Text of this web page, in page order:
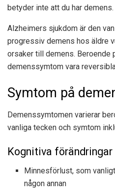
betyder inte att du har demens.
Alzheimers sjukdom är den
progressiv demens hos äldre
orsaker till demens. Beroende
demenssymtom vara
Symtom på
Demenssymtomen varierar
vanliga tecken och symtom
Kognitiva förändringar
Minnesförlust, som
någon annan